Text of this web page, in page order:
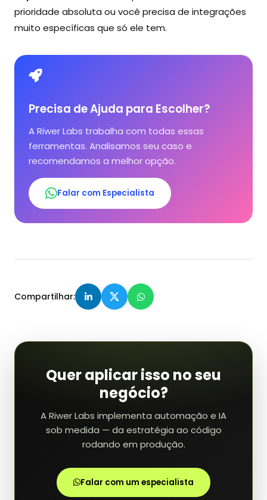
prioridade absoluta ou você precisa de integrações
muito específicas que só ele tem.
Precisa de Ajuda para Escolher?
A Riwer Labs trabalha com todas essas
ferramentas. Analisamos seu caso e
recomendamos a melhor opção.
Falar com Especialista
Compartilhar:
Quer aplicar isso no seu
negócio?
A Riwer Labs implementa automação e IA
sob medida — da estratégia ao código
rodando em produção.
Falar com um especialista